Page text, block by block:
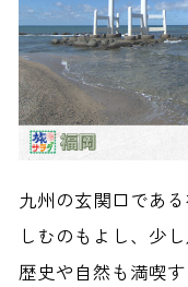
九州の玄関口であ
しむのもよし、少
歴史や自然も満喫